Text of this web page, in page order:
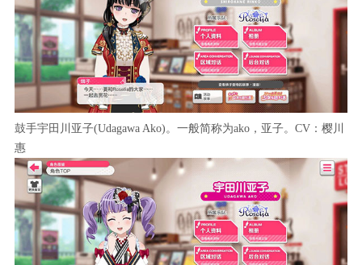
鼓手宇田川亚子(Udagawa Ako)。一般简称为ako，亚子。CV：樱川
惠